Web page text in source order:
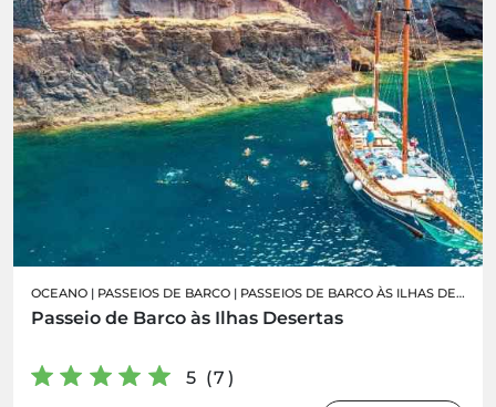
OCEANO | PASSEIOS DE BARCO | PASSEIOS DE BARCO ÀS ILHAS DESERTAS
Passeio de Barco às Ilhas Desertas
5 (7)